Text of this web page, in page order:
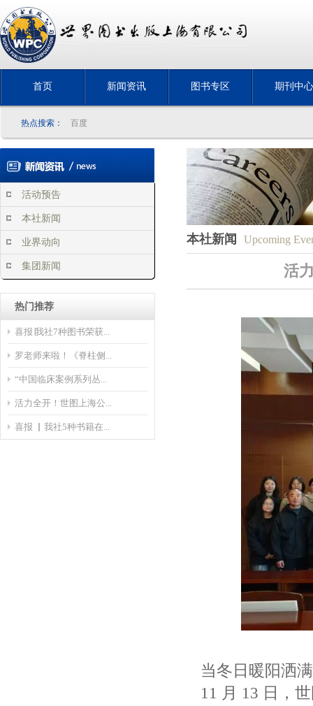
首页 新闻资讯 图书专区 期刊中心
热点搜索： 百度
活动预告
本社新闻
业界动向
集团新闻
热门推荐
喜报∣我社7种图书荣获...
罗老师来啦！《脊柱侧...
“中国临床案例系列丛...
活力全开！世图上海公...
喜报 ▏我社5种书籍在...
本社新闻 Upcoming
活
当冬日暖阳洒
11 月 13 日，